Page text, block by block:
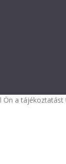
Ön a tájékoztatást